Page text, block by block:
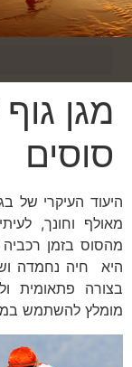
מגן
סוסים
היעוד העיקרי של
מאולף וחונך,
מהסוס בזמן
היא חיה נחמדה
בצורה פתאומית
מומלץ להשתמש